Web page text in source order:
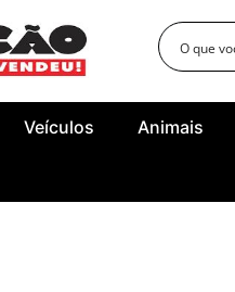
Veículos Animais